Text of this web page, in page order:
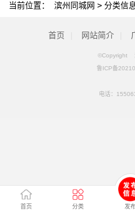
首页 分类 发
当前位置：
滨州同城网 > 分类信
首页 网站简介
©Copyright
鲁ICP备
电话：